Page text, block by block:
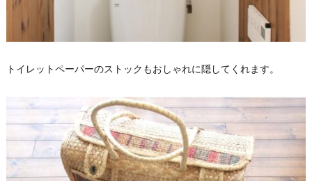
トイレットペーパーのストックもおしゃれに隠してくれます。